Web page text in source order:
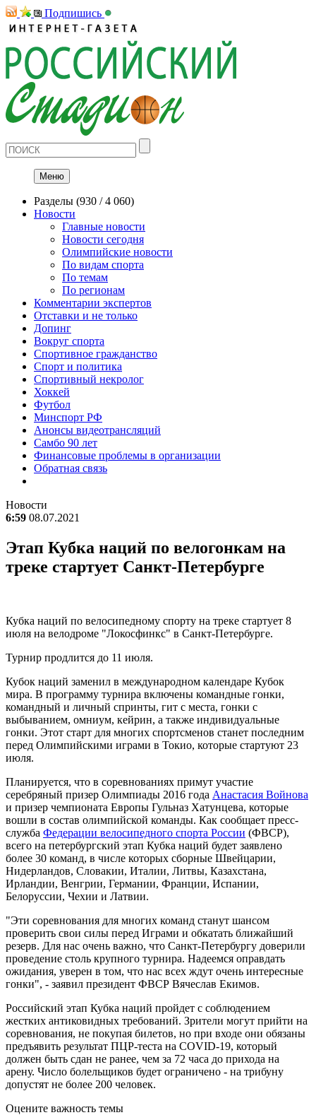
Подпишись
Меню
Разделы (930 / 4 060)
Новости
Главные новости
Новости сегодня
Олимпийские новости
По видам спорта
По темам
По регионам
Комментарии экспертов
Отставки и не только
Допинг
Вокруг спорта
Спортивное гражданство
Спорт и политика
Спортивный некролог
Хоккей
Футбол
Минспорт РФ
Анонсы видеотрансляций
Самбо 90 лет
Финансовые проблемы в организации
Обратная связь
Новости
6:59 08.07.2021
Этап Кубка наций по велогонкам на
треке стартует Санкт-Петербурге
Кубка наций по велосипедному спорту на треке стартует 8
июля на велодроме "Локосфинкс" в Санкт-Петербурге.
Турнир продлится до 11 июля.
Кубок наций заменил в международном календаре Кубок
мира. В программу турнира включены командные гонки,
командный и личный спринты, гит с места, гонки с
выбыванием, омниум, кейрин, а также индивидуальные
гонки. Этот старт для многих спортсменов станет последним
перед Олимпийскими играми в Токио, которые стартуют 23
июля.
Планируется, что в соревнованиях примут участие
серебряный призер Олимпиады 2016 года Анастасия Войнова
и призер чемпионата Европы Гульназ Хатунцева, которые
вошли в состав олимпийской команды. Как сообщает пресс-
служба Федерации велосипедного спорта России (ФВСР),
всего на петербургский этап Кубка наций будет заявлено
более 30 команд, в числе которых сборные Швейцарии,
Нидерландов, Словакии, Италии, Литвы, Казахстана,
Ирландии, Венгрии, Германии, Франции, Испании,
Белоруссии, Чехии и Латвии.
"Эти соревнования для многих команд станут шансом
проверить свои силы перед Играми и обкатать ближайший
резерв. Для нас очень важно, что Санкт-Петербургу доверили
проведение столь крупного турнира. Надеемся оправдать
ожидания, уверен в том, что нас всех ждут очень интересные
гонки", - заявил президент ФВСР Вячеслав Екимов.
Российский этап Кубка наций пройдет с соблюдением
жестких антиковидных требований. Зрители могут прийти на
соревнования, не покупая билетов, но при входе они обязаны
предъявить результат ПЦР-теста на COVID-19, который
должен быть сдан не ранее, чем за 72 часа до прихода на
арену. Число болельщиков будет ограничено - на трибуну
допустят не более 200 человек.
Оцените важность темы